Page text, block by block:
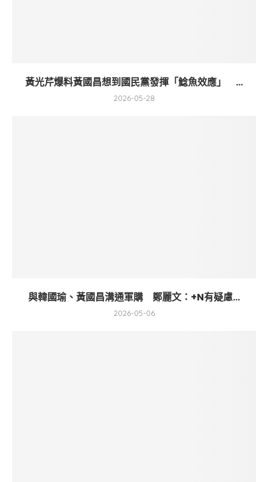
黃光芹爆料黃國昌想到國民黨發揮「鯰魚效應」 ...
2026-05-28
與韓國瑜、黃國昌溝通軍購 鄭麗文：+N有疑慮...
2026-05-06